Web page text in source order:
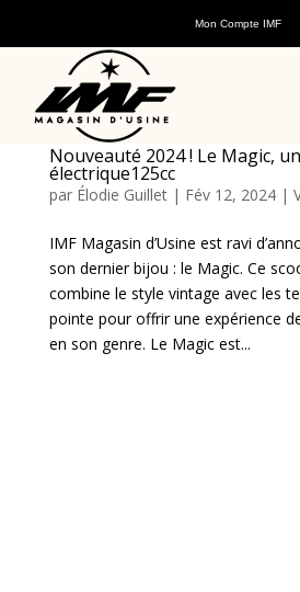
Mon Compte IMF
Nouveauté 2024 ! Le Magic,
électrique125cc
par Élodie Guillet| Fév 12, 2024|
IMF Magasin d’Usine est ravi
son dernier bijou : le Magic. Ce
combine le style vintage avec les
pointe pour offrir une expérience
en son genre. Le Magic est...